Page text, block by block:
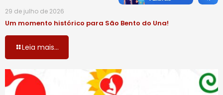
29 de julho de 2026
Um momento histórico para São Bento do Una!
Leia mais...